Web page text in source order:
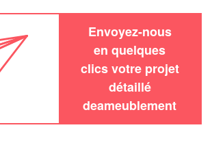
Envoyez-nous
en quelques
clics votre projet
détaillé
deameublement